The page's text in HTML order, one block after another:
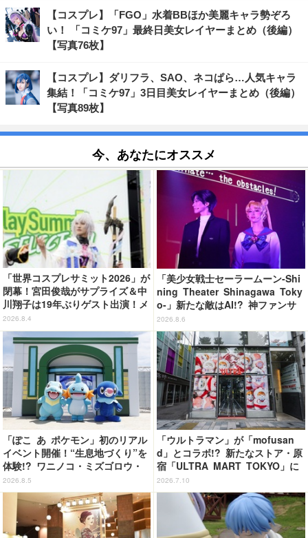
【コスプレ】「FGO」水着BBほか美麗キャラ勢ぞろ
い！ 「コミケ97」最終日美女レイヤーまとめ（後編）
【写真76枚】
【コスプレ】ダリフラ、SAO、ネコぱら…人気キャラ
集結！「コミケ97」3日目美女レイヤーまとめ（後編）
【写真89枚】
今、あなたにオススメ
「世界コスプレサミット2026」が
閉幕！宮田俊哉がサプライズ＆中
川翔子は19年ぶりゲスト出演！メ
イン会場では延べ25万9000人が
来場
2026.8.4
「美少女戦士セーラームーン-Shi
ning Theater Shinagawa Toky
o-」新たな敵はAI!? 神ファンサ
も健在で舞台初心者も悶絶！＜第
2期レビュー＞
2026.8.6
「ぽこ あ ポケモン」初のリアル
イベント開催！“生息地づくり”を
体験!? ワニノコ・ミズゴロウ・
アシマリもワクワク☆ 「ブクブ
クうみぞこの街」in横浜赤レンガ
倉庫 ～8月9日まで【レポート】
2026.8.5
「ウルトラマン」が「mofusan
d」とコラボ!? 新たなストア・原
宿「ULTRA MART TOKYO」に
行ってきた【レポ】
2026.7.10